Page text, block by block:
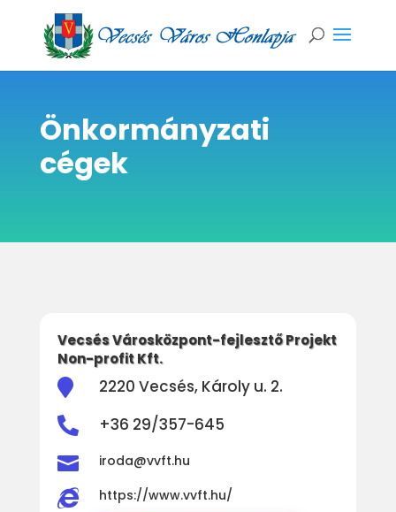
Önkormányzati
cégek
Vecsés Városközpont-fejlesztő Projekt
Non-profit Kft.

2220 Vecsés, Károly u. 2.

+36 29/357-645
 iroda@vvft.hu
 https://www.vvft.hu/